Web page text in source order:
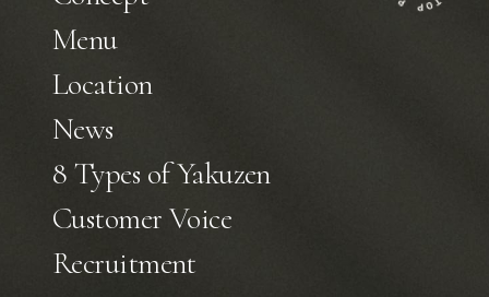
Menu
Location
News
8 Types of Yakuzen
Customer Voice
Recruitment